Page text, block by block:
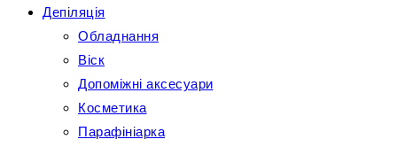
Депіляція
Обладнання
Віск
Допоміжні аксесуари
Косметика
Парафініарка